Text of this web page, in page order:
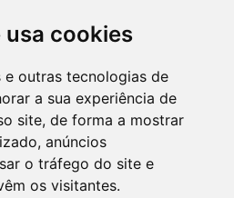
usa cookies
outras tecnologias de
a sua experiência de
site, de forma a mostrar
anúncios
o tráfego do site e
os visitantes.